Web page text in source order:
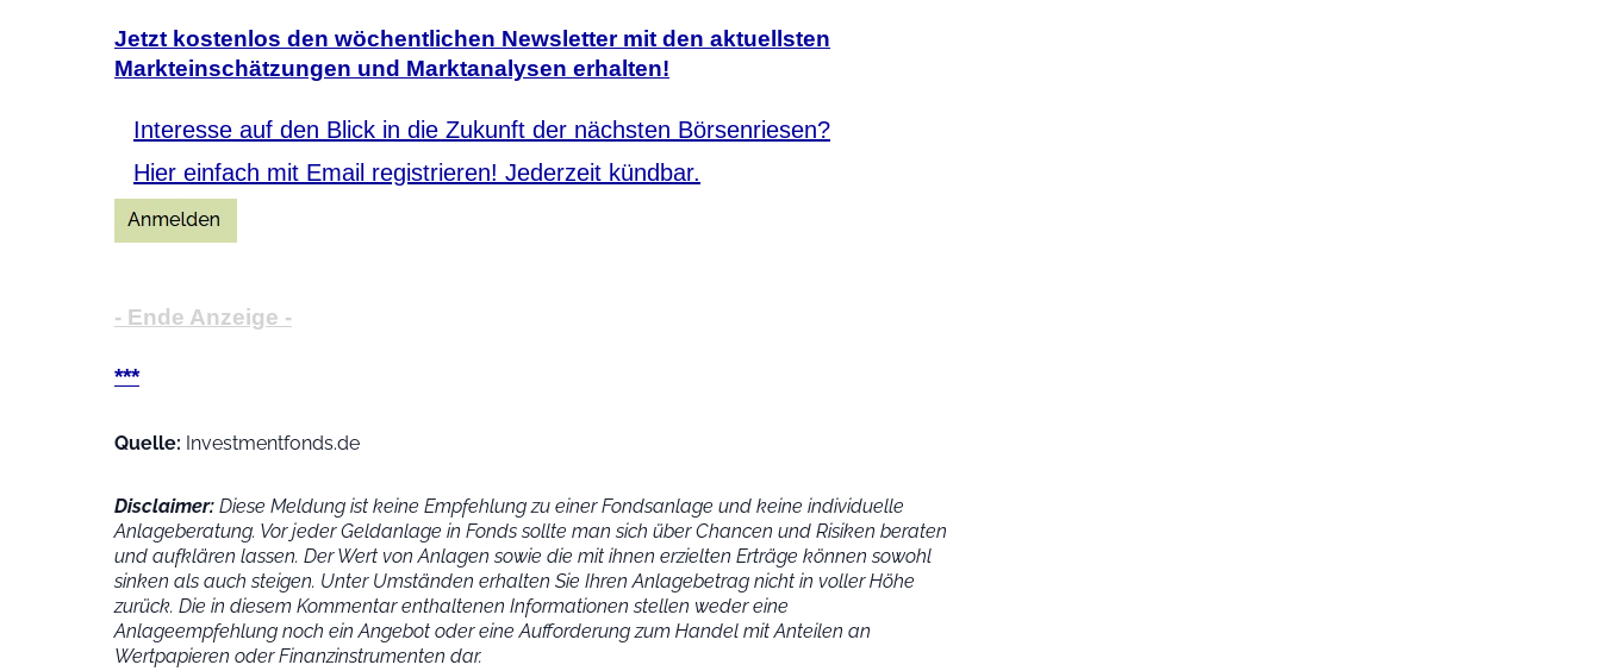
Jetzt kostenlos den wöchentlichen Newsletter mit den aktuellsten
Markteinschätzungen und Marktanalysen erhalten!
Interesse auf den Blick in die Zukunft der nächsten Börsenriesen?
Hier einfach mit Email registrieren! Jederzeit kündbar.
- Ende Anzeige -
***
Quelle: Investmentfonds.de
Disclaimer: Diese Meldung ist keine Empfehlung zu einer Fondsanlage und keine individuelle
Anlageberatung. Vor jeder Geldanlage in Fonds sollte man sich über Chancen und Risiken beraten
und aufklären lassen. Der Wert von Anlagen sowie die mit ihnen erzielten Erträge können sowohl
sinken als auch steigen. Unter Umständen erhalten Sie Ihren Anlagebetrag nicht in voller Höhe
zurück. Die in diesem Kommentar enthaltenen Informationen stellen weder eine
Anlageempfehlung noch ein Angebot oder eine Aufforderung zum Handel mit Anteilen an
Wertpapieren oder Finanzinstrumenten dar.